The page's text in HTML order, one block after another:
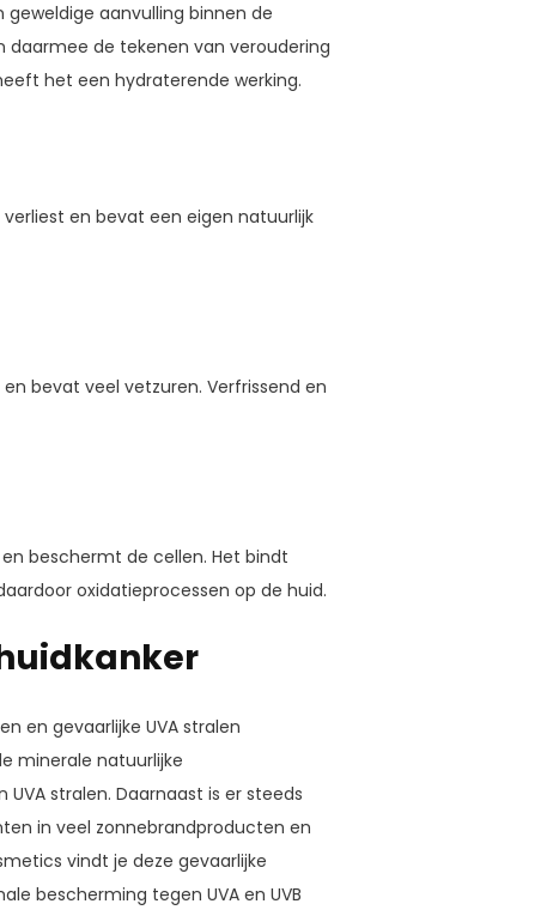
aanvulling binnen de
daarmee de tekenen van veroudering
het een hydraterende werking.
en bevat een eigen natuurlijk
bevat veel vetzuren. Verfrissend en
beschermt de cellen. Het bindt
​​oxidatieprocessen op de huid.
en gevaarlijke UVA stralen
minerale natuurlijke
stralen. Daarnaast is er steeds
in veel zonnebrandproducten en
vindt je deze gevaarlijke
bescherming tegen UVA en UVB